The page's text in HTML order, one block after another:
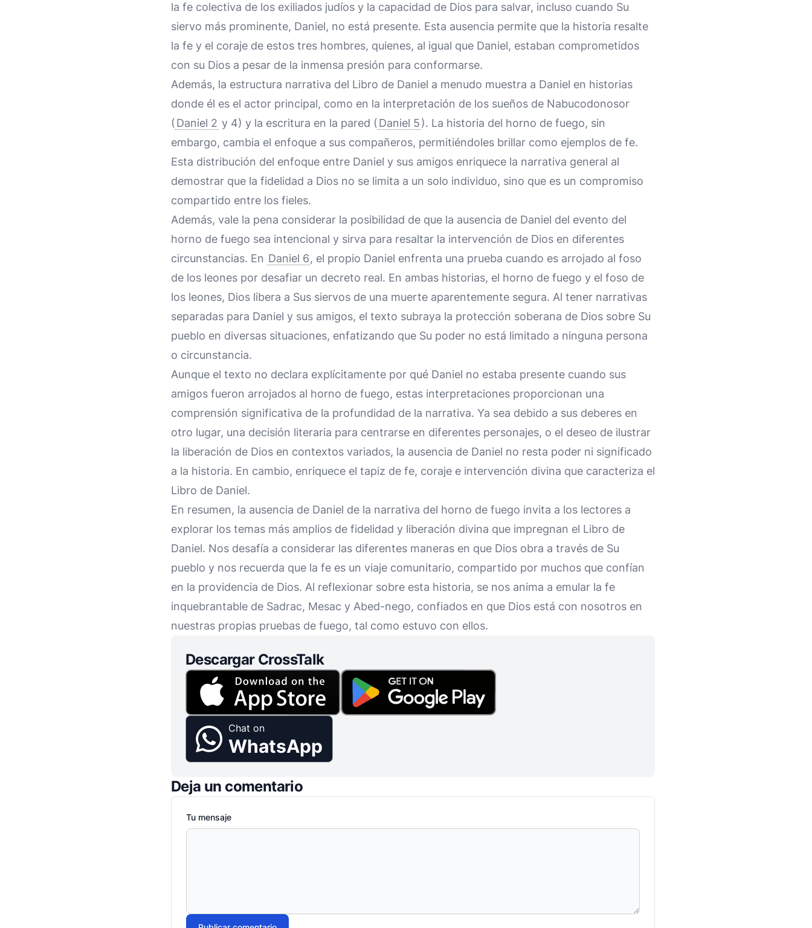
la fe colectiva de los exiliados judíos y la capacidad de Dios para salvar, incluso cuando Su
siervo más prominente, Daniel, no está presente. Esta ausencia permite que la historia resalte
la fe y el coraje de estos tres hombres, quienes, al igual que Daniel, estaban comprometidos
con su Dios a pesar de la inmensa presión para conformarse.
Además, la estructura narrativa del Libro de Daniel a menudo muestra a Daniel en historias
donde él es el actor principal, como en la interpretación de los sueños de Nabucodonosor
( Daniel 2 y 4) y la escritura en la pared ( Daniel 5). La historia del horno de fuego, sin
embargo, cambia el enfoque a sus compañeros, permitiéndoles brillar como ejemplos de fe.
Esta distribución del enfoque entre Daniel y sus amigos enriquece la narrativa general al
demostrar que la fidelidad a Dios no se limita a un solo individuo, sino que es un compromiso
compartido entre los fieles.
Además, vale la pena considerar la posibilidad de que la ausencia de Daniel del evento del
horno de fuego sea intencional y sirva para resaltar la intervención de Dios en diferentes
circunstancias. En Daniel 6, el propio Daniel enfrenta una prueba cuando es arrojado al foso
de los leones por desafiar un decreto real. En ambas historias, el horno de fuego y el foso de
los leones, Dios libera a Sus siervos de una muerte aparentemente segura. Al tener narrativas
separadas para Daniel y sus amigos, el texto subraya la protección soberana de Dios sobre Su
pueblo en diversas situaciones, enfatizando que Su poder no está limitado a ninguna persona
o circunstancia.
Aunque el texto no declara explícitamente por qué Daniel no estaba presente cuando sus
amigos fueron arrojados al horno de fuego, estas interpretaciones proporcionan una
comprensión significativa de la profundidad de la narrativa. Ya sea debido a sus deberes en
otro lugar, una decisión literaria para centrarse en diferentes personajes, o el deseo de ilustrar
la liberación de Dios en contextos variados, la ausencia de Daniel no resta poder ni significado
a la historia. En cambio, enriquece el tapiz de fe, coraje e intervención divina que caracteriza el
Libro de Daniel.
En resumen, la ausencia de Daniel de la narrativa del horno de fuego invita a los lectores a
explorar los temas más amplios de fidelidad y liberación divina que impregnan el Libro de
Daniel. Nos desafía a considerar las diferentes maneras en que Dios obra a través de Su
pueblo y nos recuerda que la fe es un viaje comunitario, compartido por muchos que confían
en la providencia de Dios. Al reflexionar sobre esta historia, se nos anima a emular la fe
inquebrantable de Sadrac, Mesac y Abed-nego, confiados en que Dios está con nosotros en
nuestras propias pruebas de fuego, tal como estuvo con ellos.
Descargar CrossTalk
Chat on
WhatsApp
Deja un comentario
Tu mensaje